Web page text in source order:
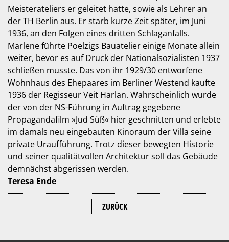
Meisterateliers er geleitet hatte, sowie als Lehrer an
der TH Berlin aus. Er starb kurze Zeit später, im Juni
1936, an den Folgen eines dritten Schlaganfalls.
Marlene führte Poelzigs Bauatelier einige Monate allein
weiter, bevor es auf Druck der Nationalsozialisten 1937
schließen musste. Das von ihr 1929/30 entworfene
Wohnhaus des Ehepaares im Berliner Westend kaufte
1936 der Regisseur Veit Harlan. Wahrscheinlich wurde
der von der NS-Führung in Auftrag gegebene
Propagandafilm »Jud Süß« hier geschnitten und erlebte
im damals neu eingebauten Kinoraum der Villa seine
private Uraufführung. Trotz dieser bewegten Historie
und seiner qualitätvollen Architektur soll das Gebäude
demnächst abgerissen werden.
Teresa Ende
ZURÜCK